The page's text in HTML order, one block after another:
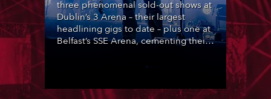
three phenomenal sold-out shows at
Dublin’s 3 Arena – their largest
headlining gigs to date – plus one at
Belfast’s SSE Arena, cementing their
lively music scene, complete with
Douglas.